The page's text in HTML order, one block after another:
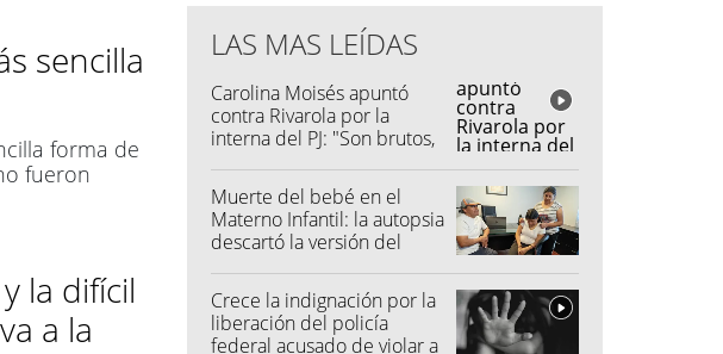
sencilla
forma de
fueron
la difícil
a la
LAS MAS LEÍDAS
Carolina Moisés apuntó
contra Rivarola por la
interna del PJ: "Son brutos,
Muerte del bebé en el
Materno Infantil: la autopsia
descartó la versión del
Crece la indignación por la
liberación del policía
federal acusado de violar a